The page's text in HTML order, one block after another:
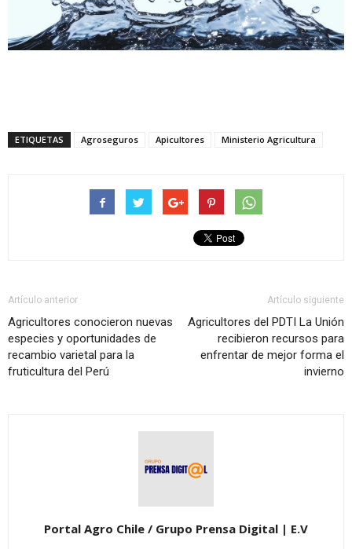
ETIQUETAS Agroseguros Apicultores Ministerio Agricultura
Artículo anterior
Agricultores conocieron nuevas
especies y oportunidades de
recambio varietal para la
fruticultura del Perú
Artículo siguiente
Agricultores del PDTI La Unión
recibieron recursos para
enfrentar de mejor forma el
invierno
Portal Agro Chile / Grupo Prensa Digital | E.V